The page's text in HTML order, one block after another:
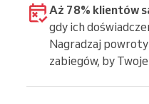
Aż 78% klientów
gdy ich
Nagradzaj
zabiegów, by